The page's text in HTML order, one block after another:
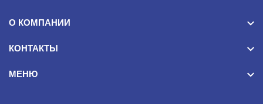
О КОМПАНИИ
КОНТАКТЫ
МЕНЮ